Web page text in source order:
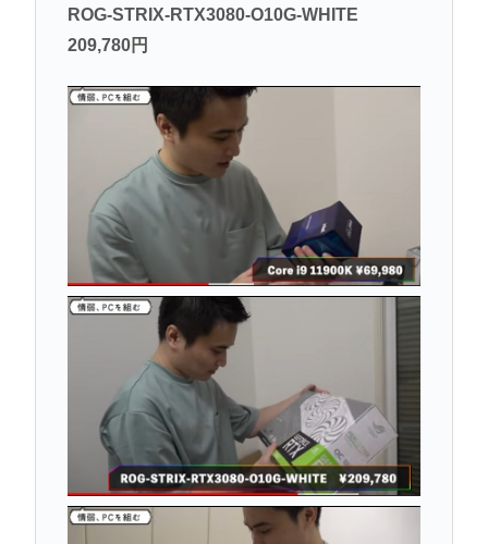
ROG-STRIX-RTX3080-O10G-WHITE
209,780円